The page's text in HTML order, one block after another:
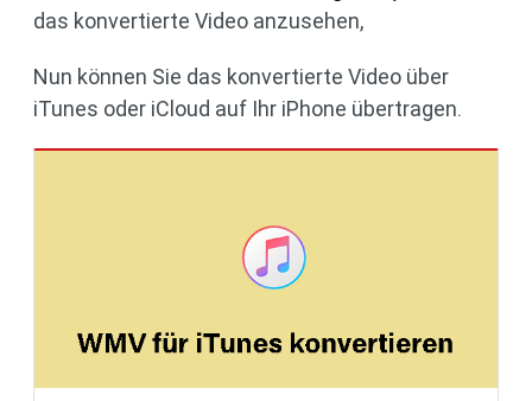
das konvertierte Video anzusehen,
Nun können Sie das konvertierte Video über
iTunes oder iCloud auf Ihr iPhone übertragen.